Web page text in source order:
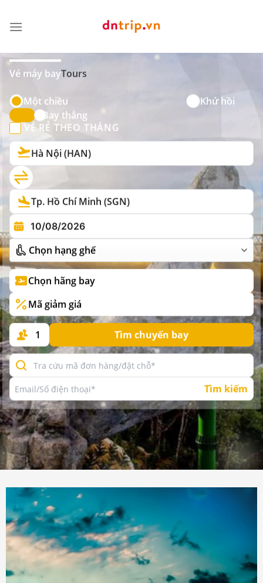
content
Vé máy bayTours
Một chiều
Khứ hồi
Bay thẳng
VÉ RẺ THEO THÁNG
Hà Nội (HAN)
Tp. Hồ Chí Minh (SGN)
Chọn hãng bay
Mã giảm giá
1 Tìm chuyến bay
Tìm kiếm